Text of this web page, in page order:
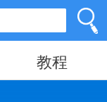
教程